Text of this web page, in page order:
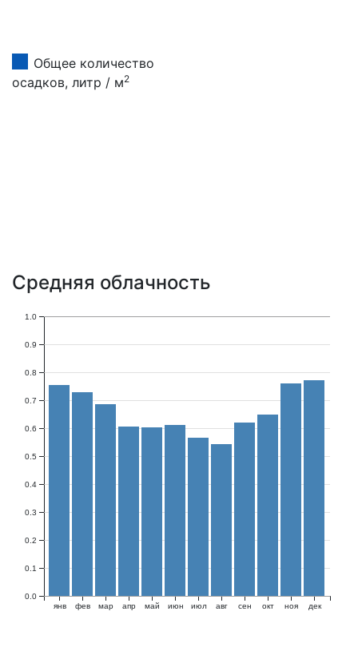
Общее количество
осадков, литр / м2
Средняя облачность
янв фев мар апр май июн июл авг сен окт ноя дек
0.0
0.1
0.2
0.3
0.4
0.5
0.6
0.7
0.8
0.9
1.0